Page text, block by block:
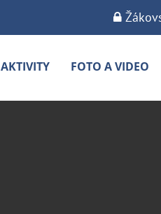
AKTIVITY FOTO A VIDEO